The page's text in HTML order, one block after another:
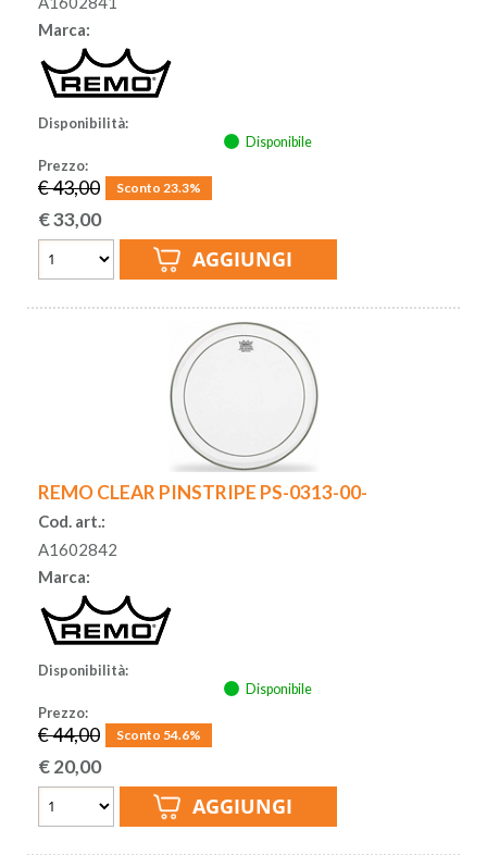
Marca:
Disponibilità:
Disponibile
Prezzo:
€ 43,00 Sconto 23.3%
€33,00
REMO CLEAR PINSTRIPE PS-0313-00-
Cod. art.:
A1602842
Marca:
Disponibilità:
Disponibile
Prezzo:
€ 44,00 Sconto 54.6%
€20,00